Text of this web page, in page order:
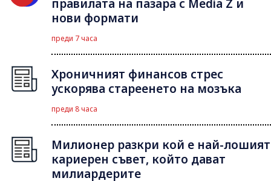
правилата на пазара с Media Z и
нови формати
преди 7 часа
Хроничният финансов стрес
ускорява стареенето на мозъка
преди 8 часа
Милионер разкри кой е най-лошият
кариерен съвет, който дават
милиардерите